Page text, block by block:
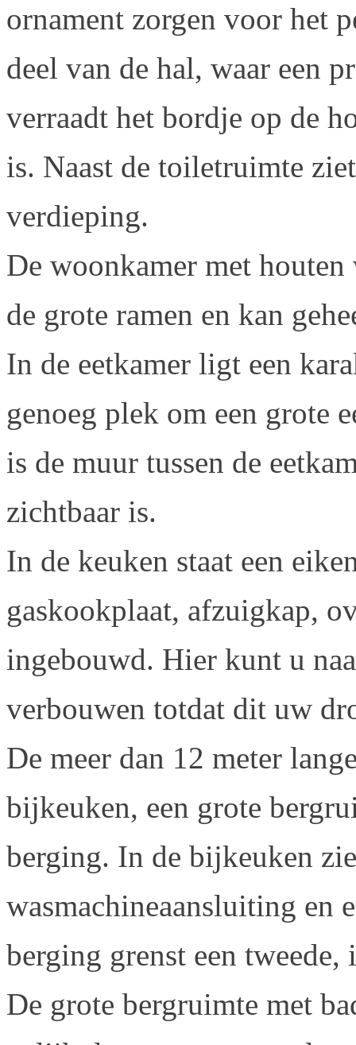
ornament zorgen voor het
deel van de hal, waar een
verraadt het bordje op de
is. Naast de toiletruimte
verdieping.
De woonkamer met
de grote ramen en kan
In de eetkamer ligt een
genoeg plek om een grote
is de muur tussen de
zichtbaar is.
In de keuken staat een
gaskookplaat, afzuigkap,
ingebouwd. Hier kunt u
verbouwen totdat dit uw
De meer dan 12 meter
bijkeuken, een grote
berging. In de bijkeuken
wasmachineaansluiting en
berging grenst een
De grote bergruimte met